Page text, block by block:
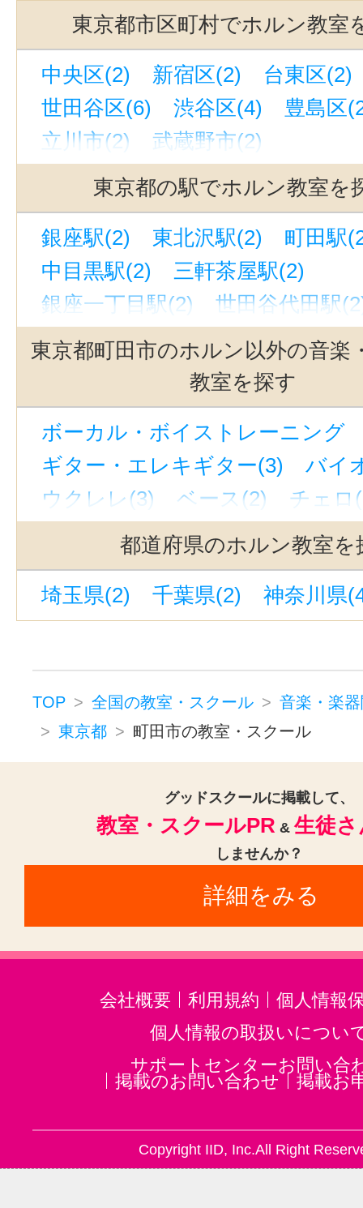
東京都市区町村でホルン教室
中央区(2) 新宿区(2)
台東区(2)
世田谷区(6)
渋谷区(4)
豊島区
立川市(2)
武蔵野市(2)
東京都の駅でホルン教室を
銀座駅(2) 東北沢駅(2)
町田駅
中目黒駅(2)
三軒茶屋駅(2)
銀座一丁目駅(2)
世田谷代田駅
立川駅(2)
代官山駅(2)
吉祥寺
池袋駅(2)
自由が丘駅(東京)(2)
上野駅(2)
西太子堂駅(2)
奥沢駅(2)
新宿
下北沢駅(2)
京成上野駅(2)
若
緑が丘駅(東京)(2)
有楽町駅(2)
恵比寿駅(東京)(2)
渋谷駅(2)
神泉駅(1)
立川南駅(1)
表参道
新線池袋駅(1)
東京駅(1) 上野
東京都町田市のホルン以外の音楽
教室を探す
ボーカル・ボイストレーニング
ギター・エレキギター(3)
バイ
ウクレレ(3)
ベース(2)
チェロ
ウッドベース(1)
ビオラ(2)
ジャズピアノ(1)
キーボード・
ドラム(3)
和太鼓(3)
パーカッ
トロンボーン(2)
チューバ(1)
サックス(3)
トランペット(3)
クラリネット(3)
ゴスペル(1)
民族楽器(1)
二胡(3)
三味線(3)
邦楽・J-POP(3)
音楽・楽器その他(3)
都道府県のホルン教室を
埼玉県(2) 千葉県(2) 神奈川県
TOP 全国の教室・スクール
音楽・楽
東京都
町田市の教室・スクール
グッドスクールに掲載して、
教室・スクールPR & 生徒
しませんか？
詳細をみる
会社概要 利用規約
個人情報
個人情報の取扱いについ
サポートセンターお問い合
掲載のお問い合わせ
掲載お
Copyright IID, Inc.All Right